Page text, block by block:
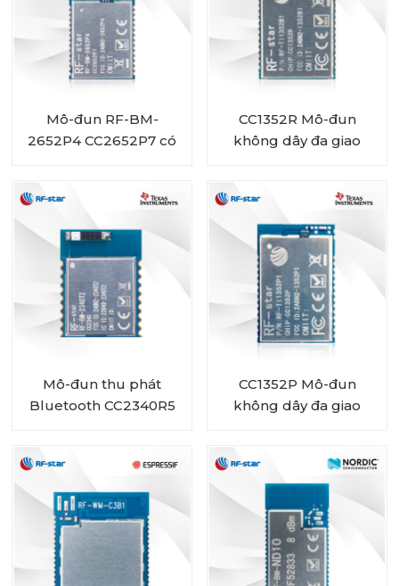
Mô-đun RF-BM-
2652P4 CC2652P7 có
CC1352R Mô-đun
không dây đa giao
Mô-đun thu phát
Bluetooth CC2340R5
CC1352P Mô-đun
không dây đa giao
RF-TI1352P1